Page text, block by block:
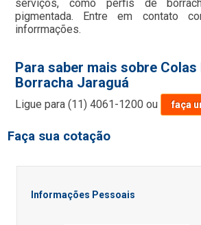
serviços, como perfis de
pigmentada. Entre em contato
inforrmações.
Para saber mais sobre
Borracha Jaraguá
Ligue para(11) 4061-1200 ou faça
Faça sua cotação
Informações Pessoais